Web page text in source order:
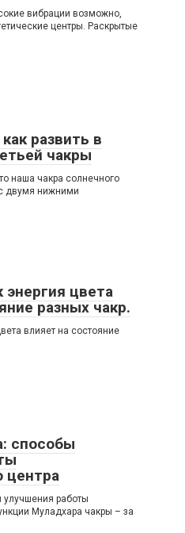
вибрации возможно,
центры. Раскрытые
развить в
чакры
наша чакра солнечного
двумя нижними
энергия цвета
разных чакр.
влияет на состояние
способы
центра
улучшения работы
Муладхара чакры – за